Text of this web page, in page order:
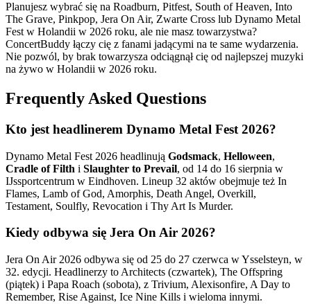
Planujesz wybrać się na Roadburn, Pitfest, South of Heaven, Into
The Grave, Pinkpop, Jera On Air, Zwarte Cross lub Dynamo Metal
Fest w Holandii w 2026 roku, ale nie masz towarzystwa?
ConcertBuddy łączy cię z fanami jadącymi na te same wydarzenia.
Nie pozwól, by brak towarzysza odciągnął cię od najlepszej muzyki
na żywo w Holandii w 2026 roku.
Frequently Asked Questions
Kto jest headlinerem Dynamo Metal Fest 2026?
Dynamo Metal Fest 2026 headlinują Godsmack, Helloween,
Cradle of Filth i Slaughter to Prevail, od 14 do 16 sierpnia w
IJssportcentrum w Eindhoven. Lineup 32 aktów obejmuje też In
Flames, Lamb of God, Amorphis, Death Angel, Overkill,
Testament, Soulfly, Revocation i Thy Art Is Murder.
Kiedy odbywa się Jera On Air 2026?
Jera On Air 2026 odbywa się od 25 do 27 czerwca w Ysselsteyn, w
32. edycji. Headlinerzy to Architects (czwartek), The Offspring
(piątek) i Papa Roach (sobota), z Trivium, Alexisonfire, A Day to
Remember, Rise Against, Ice Nine Kills i wieloma innymi.